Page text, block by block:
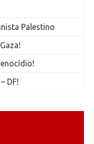
Palestino
DF!